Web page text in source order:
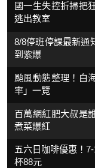
國一生失控折掃把
逃出教室
8/8停班停課最新通
到紫爆
颱風動態整理！白
率」一覽
百萬網紅肥大叔是
煮菜爆紅
五六日咖啡優惠！
杯88元